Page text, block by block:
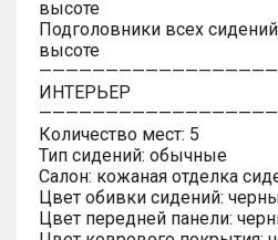
высоте
Подголовники всех
высоте
ИНТЕРЬЕР
Количество мест: 5
Тип сидений: обычные
Салон: кожаная отделка
Цвет обивки сидений:
Цвет передней панели: